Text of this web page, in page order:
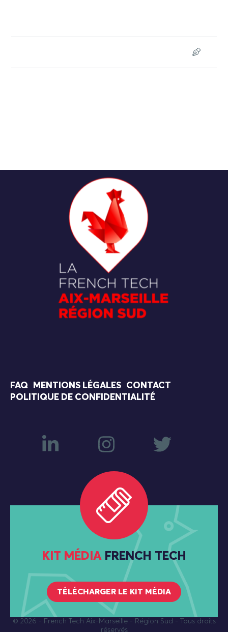
FAQ MENTIONS LÉGALES
CONTACT
POLITIQUE DE CONFIDENTIALITÉ
KIT MÉDIA FRENCH TECH
TÉLÉCHARGER LE KIT MÉDIA
© 2026 - French Tech Aix-Marseille - Région Sud - Tous droits
réservés